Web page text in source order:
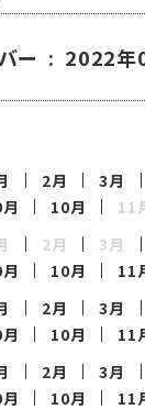
ー : 2022年
2月 3月
10月 11
2月 3月
10月 11
2月 3月
10月 11
2月 3月
10月 11